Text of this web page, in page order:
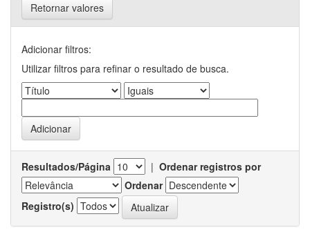
Retornar valores
Adicionar filtros:
Utilizar filtros para refinar o resultado de busca.
Resultados/Página | Ordenar registros por
Ordenar
Registro(s)